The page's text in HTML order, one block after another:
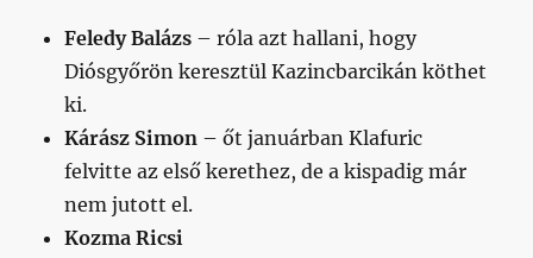
Feledy Balázs – róla azt hallani, hogy
Diósgyőrön keresztül Kazincbarcikán köthet
ki.
Kárász Simon – őt januárban Klafuric
felvitte az első kerethez, de a kispadig már
nem jutott el.
Kozma Ricsi